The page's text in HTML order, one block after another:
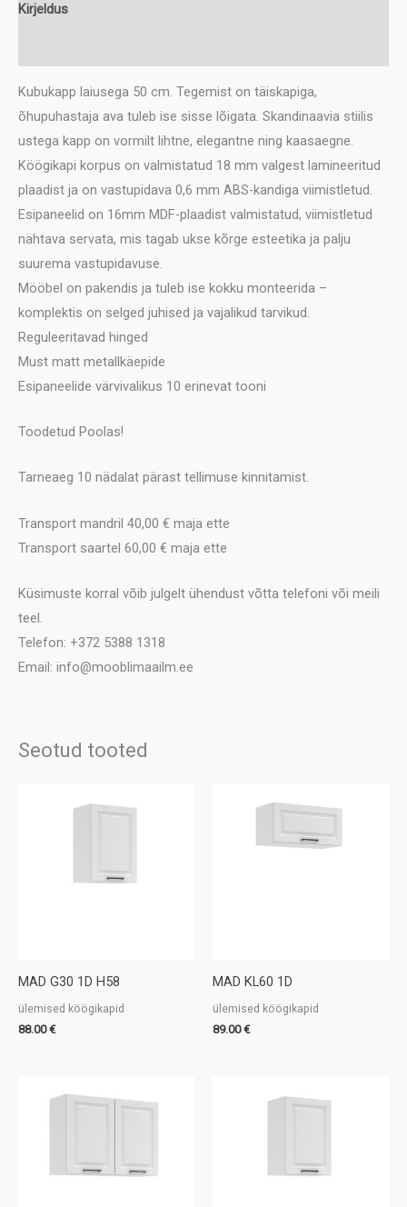
Kirjeldus
Kubukapp laiusega 50 cm. Tegemist on täiskapiga,
õhupuhastaja ava tuleb ise sisse lõigata. Skandinaavia stiilis
ustega kapp on vormilt lihtne, elegantne ning kaasaegne.
Köögikapi korpus on valmistatud 18 mm valgest lamineeritud
plaadist ja on vastupidava 0,6 mm ABS-kandiga viimistletud.
Esipaneelid on 16mm MDF-plaadist valmistatud, viimistletud
nähtava servata, mis tagab ukse kõrge esteetika ja palju
suurema vastupidavuse.
Mööbel on pakendis ja tuleb ise kokku monteerida –
komplektis on selged juhised ja vajalikud tarvikud.
Reguleeritavad hinged
Must matt metallkäepide
Esipaneelide värvivalikus 10 erinevat tooni
Toodetud Poolas!
Tarneaeg 10 nädalat pärast tellimuse kinnitamist.
Transport mandril 40,00 € maja ette
Transport saartel 60,00 € maja ette
Küsimuste korral võib julgelt ühendust võtta telefoni või meili
teel.
Telefon: +372 5388 1318
Email: info@mooblimaailm.ee
Seotud tooted
MAD G30 1D H58
ülemised köögikapid
88.00€
MAD KL60 1D
ülemised köögikapid
89.00€